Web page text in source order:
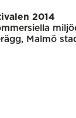
2014
Malmö